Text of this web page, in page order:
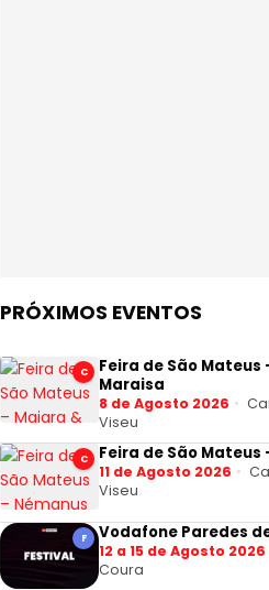
PRÓXIMOS EVENTOS
C
Feira de São Mateus
Maraisa
8 de Agosto 2026
Viseu
C Feira de São Mateus
11 de Agosto 2026
Viseu
F Vodafone Paredes
12 a 15 de Agosto 2026
Coura